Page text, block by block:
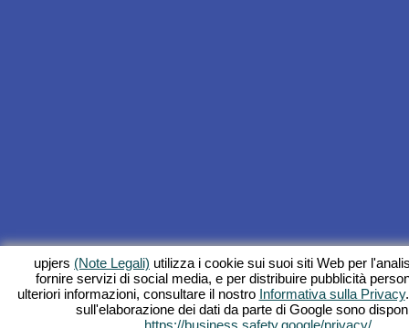
upjers (Note Legali) utilizza i cookie sui suoi siti Web per
fornire servizi di social media, e per distribuire pubblicità
ulteriori informazioni, consultare il nostro Informativa sulla Privacy
sull'elaborazione dei dati da parte di Google sono
https://business.safety.google/privacy/